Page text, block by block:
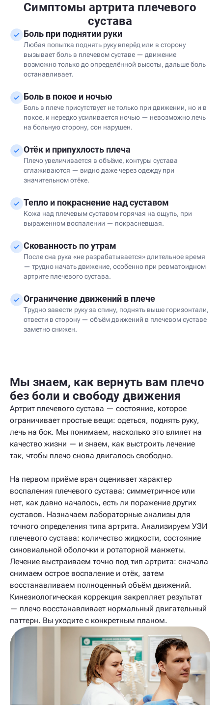
Симптомы артрита плечевого
сустава
Боль при поднятии руки
Любая попытка поднять руку вперёд или в сторону
вызывает боль в плечевом суставе — движение
возможно только до определённой высоты, дальше боль
останавливает.
Боль в покое и ночью
Боль в плече присутствует не только при движении, но и в
покое, и нередко усиливается ночью — невозможно лечь
на больную сторону, сон нарушен.
Отёк и припухлость плеча
Плечо увеличивается в объёме, контуры сустава
сглаживаются — видно даже через одежду при
значительном отёке.
Тепло и покраснение над суставом
Кожа над плечевым суставом горячая на ощупь, при
выраженном воспалении — покрасневшая.
Скованность по утрам
После сна рука «не разрабатывается» длительное время
— трудно начать движение, особенно при ревматоидном
артрите плечевого сустава.
Ограничение движений в плече
Трудно завести руку за спину, поднять выше горизонтали,
отвести в сторону — объём движений в плечевом суставе
заметно снижен.
Мы знаем, как вернуть вам плечо
без боли и свободу движения
Артрит плечевого сустава — состояние, которое
ограничивает простые вещи: одеться, поднять руку,
лечь на бок. Мы понимаем, насколько это влияет на
качество жизни — и знаем, как выстроить лечение
так, чтобы плечо снова двигалось свободно.
На первом приёме врач оценивает характер
воспаления плечевого сустава: симметричное или
нет, как давно началось, есть ли поражение других
суставов. Назначаем лабораторные анализы для
точного определения типа артрита. Анализируем УЗИ
плечевого сустава: количество жидкости, состояние
синовиальной оболочки и ротаторной манжеты.
Лечение выстраиваем точно под тип артрита: сначала
снимаем острое воспаление и отёк, затем
восстанавливаем полноценный объём движений.
Кинезиологическая коррекция закрепляет результат
— плечо восстанавливает нормальный двигательный
паттерн. Вы уходите с конкретным планом.